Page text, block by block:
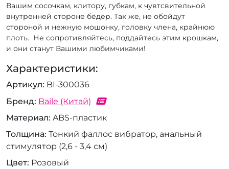
Вашим сосочкам, клитору, губкам, к чувтсвительной
внутренней стороне бёдер. Так же, не обойдут
стороной и нежную мошонку, головку члена, крайнюю
плоть. Не сопротивляйтесь, поддайтесь этим крошкам,
и они станут Вашими любимчиками!
Характеристики:
Артикул BI-300036
Бренд Baile (Китай)
Материал ABS-пластик
Толщина Тонкий фаллос вибратор, анальный
стимулятор (2,6 - 3,4 см)
Цвет Розовый